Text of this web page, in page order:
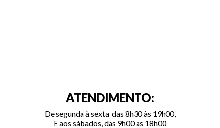
ATENDIMENTO:
De segunda à sexta, das 8h30 às 19h00,
E aos sábados, das 9h00 às 18h00